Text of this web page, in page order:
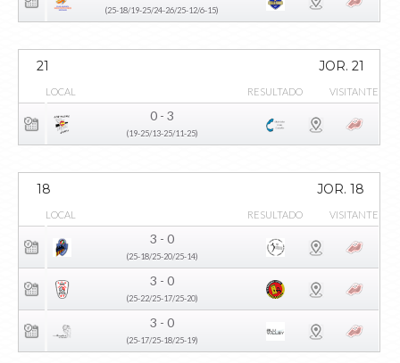
(25-18/19-25/24-26/25-12/6-15)
21 JOR. 21
LOCAL RESULTADO VISITANTE
0 - 3
(19-25/13-25/11-25)
18 JOR. 18
LOCAL RESULTADO VISITANTE
3 - 0
(25-18/25-20/25-14)
3 - 0
(25-22/25-17/25-20)
3 - 0
(25-17/25-18/25-19)